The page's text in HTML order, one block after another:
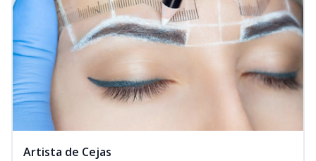
Artista de Cejas